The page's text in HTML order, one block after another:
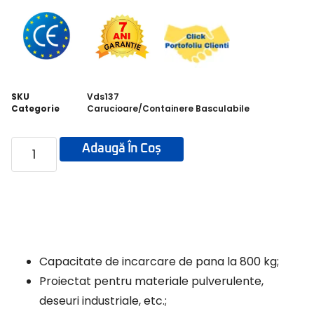
SKU
Vds137
Categorie
Carucioare/Containere Basculabile
Adaugă În Coș
Capacitate de incarcare de pana la 800 kg;
Proiectat pentru materiale pulverulente,
deseuri industriale, etc.;